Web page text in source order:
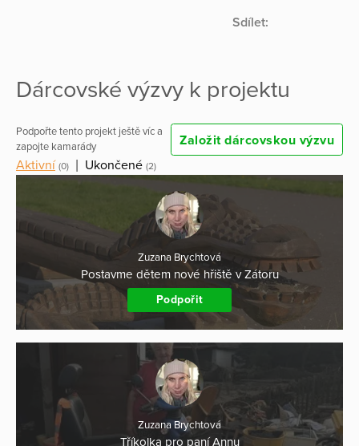
Sdílet:
Dárcovské výzvy k projektu
Podpořte tento projekt ještě víc a
zapojte kamarády
Založit dárcovskou výzvu
Aktivní (0) Ukončené (2)
Zuzana Brychtová
Postavme dětem nové hřiště v Zátoru
Podpořit
Zuzana Brychtová
Tříkolka pro paní Annu